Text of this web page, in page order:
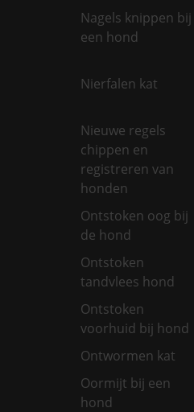
Nagels knippen bij
een hond
Nierfalen kat
Nieuwe regels
chippen en
registreren van
honden
Ontstoken oog bij
de hond
Ontstoken
tandvlees hond
Ontstoken
voorhuid bij hond
Ontwormen kat
Oormijt bij een
hond